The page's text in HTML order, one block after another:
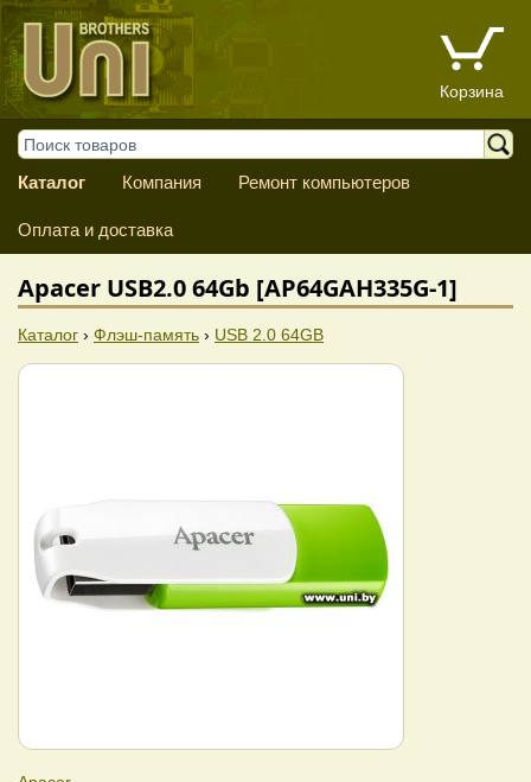
Корзина
Каталог Компания Ремонт компьютеров
Оплата и доставка
Apacer USB2.0 64Gb [AP64GAH335G-1]
Каталог › Флэш-память › USB 2.0 64GB